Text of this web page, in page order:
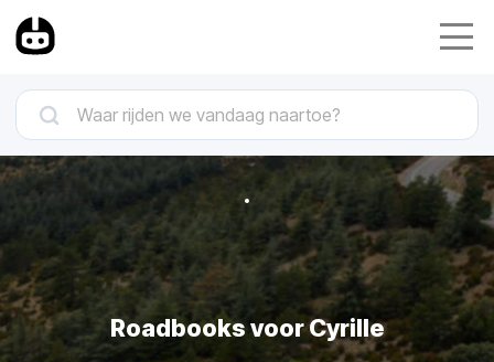
Roadbooks voor Cyrille